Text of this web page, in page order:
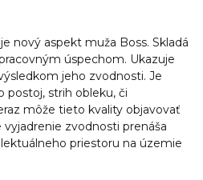
nový aspekt muža Boss. Skladá
úspechom. Ukazuje
jeho zvodnosti. Je
postoj, strih obleku, či
môže tieto kvality objavovať
vyjadrenie zvodnosti prenáša
priestoru na územie